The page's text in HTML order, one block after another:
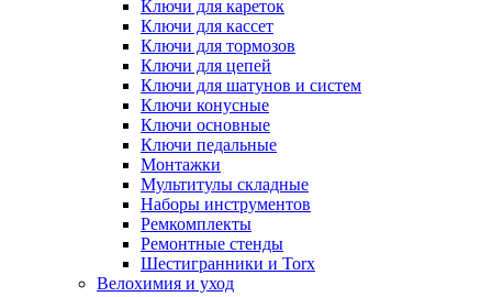
Ключи для кареток
Ключи для кассет
Ключи для тормозов
Ключи для цепей
Ключи для шатунов и систем
Ключи конусные
Ключи основные
Ключи педальные
Монтажки
Мультитулы складные
Наборы инструментов
Ремкомплекты
Ремонтные стенды
Шестигранники и Torx
Велохимия и уход